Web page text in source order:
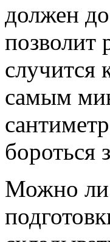
должен
позволит
случится
самым
бороться
Можно ли